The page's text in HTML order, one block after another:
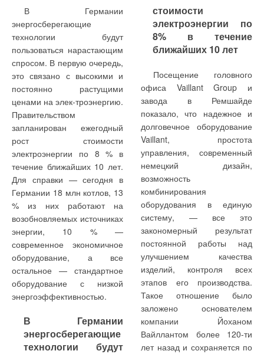
В Германии
энергосберегающие
технологии будут
пользоваться нарастающим
спросом. В первую очередь,
это связано с высокими и
постоянно растущими
ценами на элек-троэнергию.
Правительством
запланирован ежегодный
рост стоимости
электроэнергии по 8 % в
течение ближайших 10 лет.
Для справки — сегодня в
Германии 18 млн котлов, 13
% из них работают на
возобновляемых источниках
энергии, 10 % —
современное экономичное
оборудование, а все
остальное — стандартное
оборудование с низкой
энергоэффективностью.
В Германии
энергосберегающие
технологии будут
стоимости
электроэнергии по
8% в течение
ближайших 10 лет
Посещение головного
офиса Vaillant Group и
завода в Ремшайде
показало, что надежное и
долговечное оборудование
Vaillant, простота
управления, современный
немецкий дизайн,
возможность
комбинирования
оборудования в единую
систему, — все это
закономерный результат
постоянной работы над
улучшением качества
изделий, контроля всех
этапов его производства.
Такое отношение было
заложено основателем
компании Йоханом
Вайллантом более 120-ти
лет назад и сохраняется по
воздуха,
специальная
отделка стен не
собирающая пыль
были основными
способами борьбы
за чистоту
ВАЖНО! При обработке
большего количества
воздуха удельная доза,
переданная в поток,
уменьшается, и
соответственно
обеспечиваемая БОВом
категория помещения
должна быть понижена,
таким образом нельзя,
взяв блок
определенного типа,
утверждать, что всегда
будет обеспечена
заданная категория.
составе ЦК следует из
разных скоростей
дополнительной мощности.
Сам вентилятор с полным
напором около 2000 Па (с
учетом сети и прочих
системы) является
специальным изделием и
стоит значительно дороже
стандартного с напором
1000 Па. Вентилятор,
способный развивать такое
давление, является очень
шумным и не в каждой
установке в принципе
можно использовать такие
мощные моторы.
2. Для решения
аналогичной задачи с
помощью БОВа можно
использовать набор из
10-12 ламп, потребляющих
мощность не более 900 Вт.
Сопротивление по воздуху
блока ламп не более 100 Па
и использование мощного
вентилятора не требуется.
во втором случае легко
ошибиться при подборе
геометрических и
механических свойств
прокладки. Следует
качества и ответственности
на производстве.
Монолитный
биметаллический
радиатор при
испытательном
давлении 150 атм
имеет рабочее
давление до 100 атм
Условное сравнение
рабочего давления
отопительных приборов
приведено в виде
диаграммы на рис. 4,
отметим, что значения
могут меняться в
зависимости от
производителя и модели по
указанным выше причинам.
герметизирующих
прокладок, то в данном
случае используют
контактно-стыковую сварку.
Нужно отметить, что
получаемый
соединительный шов имеет
существенные отличия от
"произвольного" сварного
шва. Это обусловлено
нетолько особенностями
оборудования, оснастки для
контактно-стыковой сварки,
но и использованием
технологических режимов.
Например, при периоде